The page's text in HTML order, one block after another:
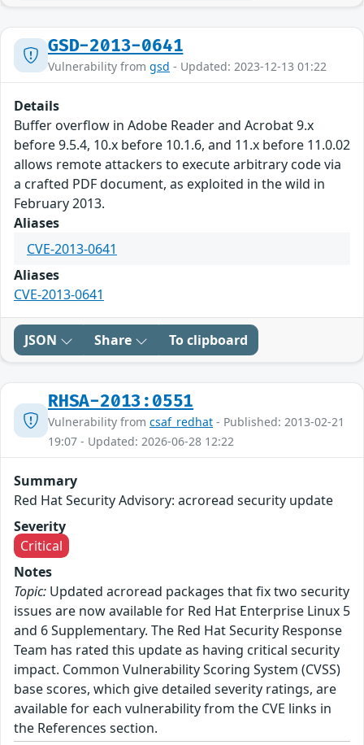
GSD-2013-0641
Vulnerability from gsd - Updated: 2023-12-13 01:22
Details
Buffer overflow in Adobe Reader and Acrobat 9.x
before 9.5.4, 10.x before 10.1.6, and 11.x before 11.0.02
allows remote attackers to execute arbitrary code via
a crafted PDF document, as exploited in the wild in
February 2013.
Aliases
CVE-2013-0641
Aliases
CVE-2013-0641
JSON Share To clipboard
RHSA-2013:0551
Vulnerability from csaf_redhat - Published: 2013-02-21
19:07 - Updated: 2026-06-28 12:22
Summary
Red Hat Security Advisory: acroread security update
Severity
Critical
Notes
Topic: Updated acroread packages that fix two security
issues are now available for Red Hat Enterprise Linux 5
and 6 Supplementary. The Red Hat Security Response
Team has rated this update as having critical security
impact. Common Vulnerability Scoring System (CVSS)
base scores, which give detailed severity ratings, are
available for each vulnerability from the CVE links in
the References section.